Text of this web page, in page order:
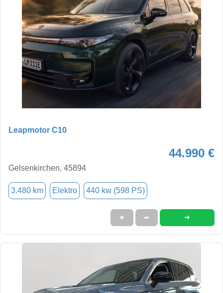
Leapmotor C10
44.990 €
Gelsenkirchen, 45894
3.480 km Elektro 440 kw (598 PS)
★ ➦ ➜